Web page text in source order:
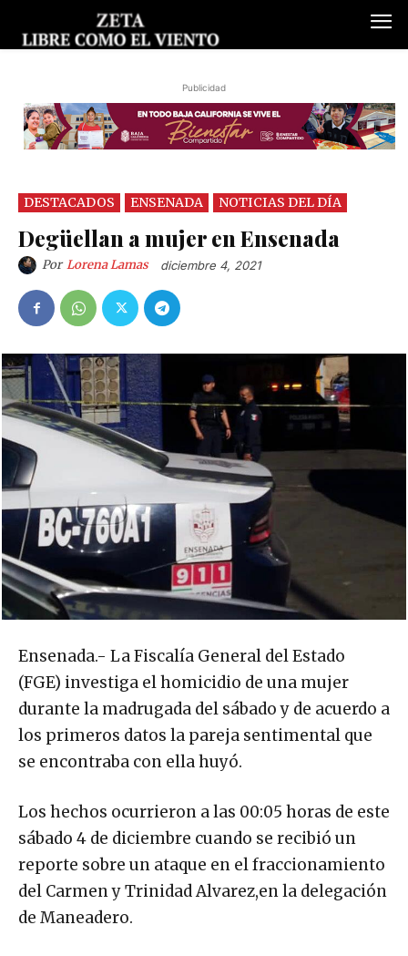
Publicidad
DESTACADOS ENSENADA NOTICIAS DEL DÍA
Degüellan a mujer en Ensenada
Por Lorena Lamas diciembre 4, 2021
Ensenada.- La Fiscalía General del Estado
(FGE) investiga el homicidio de una mujer
durante la madrugada del sábado y de acuerdo a
los primeros datos la pareja sentimental que
se encontraba con ella huyó.
Los hechos ocurrieron a las 00:05 horas de este
sábado 4 de diciembre cuando se recibió un
reporte sobre un ataque en el fraccionamiento
del Carmen y Trinidad Alvarez,en la delegación
de Maneadero.